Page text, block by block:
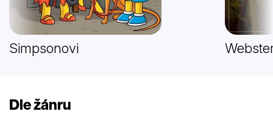
Simpsonovi
Dle žánru